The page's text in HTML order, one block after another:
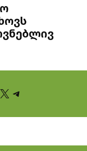
X Telegram